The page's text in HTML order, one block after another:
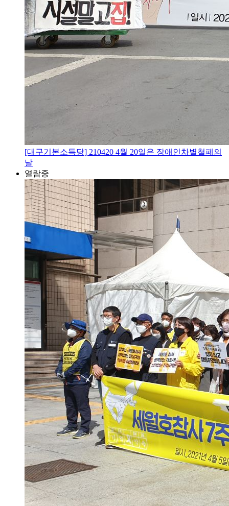
[대구기본소득당] 210420 4월 20일은 장애인차별철폐의
날
열람중